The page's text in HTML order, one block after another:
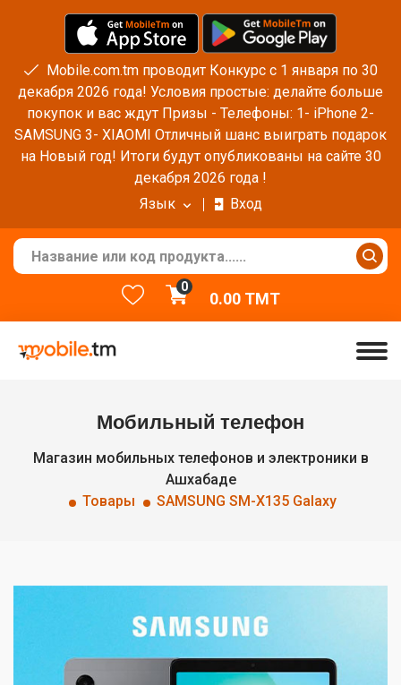
Mobile.com.tm проводит Конкурс с 1 января по 30
декабря 2026 года! Условия простые: делайте больше
покупок и вас ждут Призы - Телефоны: 1- iPhone 2-
SAMSUNG 3- XIAOMI Отличный шанс выиграть подарок
на Новый год! Итоги будут опубликованы на сайте 30
декабря 2026 года !
Язык
Вход
0
0.00TMT
Мобильный телефон
Магазин мобильных телефонов и электроники в
Ашхабаде
Товары
SAMSUNG SM-X135 Galaxy